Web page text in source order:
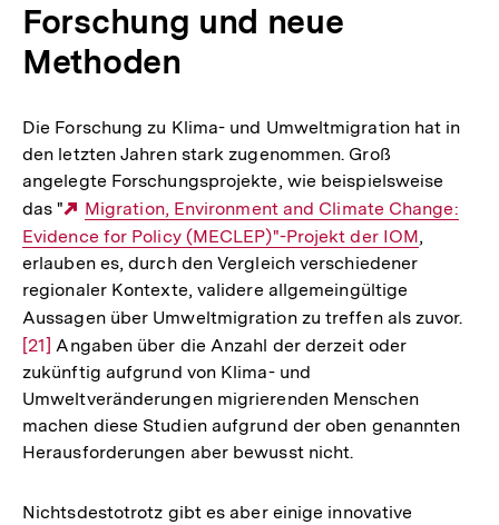
Fußnote
Forschung und neue
Methoden
Die Forschung zu Klima- und Umweltmigration hat in
den letzten Jahren stark zugenommen. Groß
angelegte Forschungsprojekte, wie beispielsweise
das "
Externer
Link:
Migration, Environment and Climate Change:
Evidence for Policy (MECLEP)"-Projekt der IOM,
erlauben es, durch den Vergleich verschiedener
regionaler Kontexte, validere allgemeingültige
Aussagen über Umweltmigration zu treffen als zuvor.
[21] Angaben über die Anzahl der derzeit oder
zukünftig aufgrund von Klima- und
Umweltveränderungen migrierenden Menschen
machen diese Studien aufgrund der oben genannten
Herausforderungen aber bewusst nicht.
Nichtsdestotrotz gibt es aber einige innovative